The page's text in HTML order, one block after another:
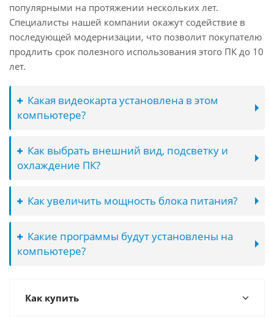
популярными на протяжении нескольких лет.
Специалисты нашей компании окажут содействие в
последующей модернизации, что позволит покупателю
продлить срок полезного использования этого ПК до 10
лет.
Какая видеокарта установлена в этом
компьютере?
Как выбрать внешний вид, подсветку и
охлаждение ПК?
Как увеличить мощность блока питания?
Какие программы будут установлены на
компьютере?
Как купить